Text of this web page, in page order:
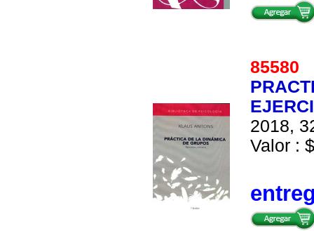
85580
2018,
Valor :